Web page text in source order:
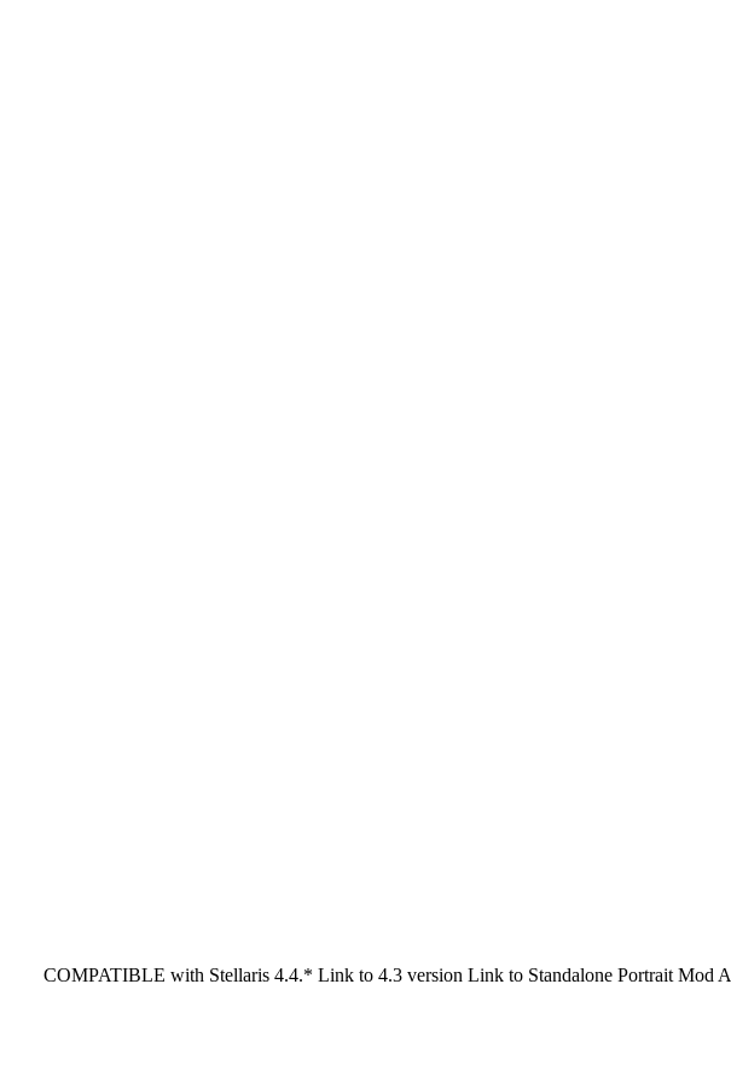
COMPATIBLE with Stellaris 4.4.* Link to 4.3 version Link to Standalone Portrait Mod